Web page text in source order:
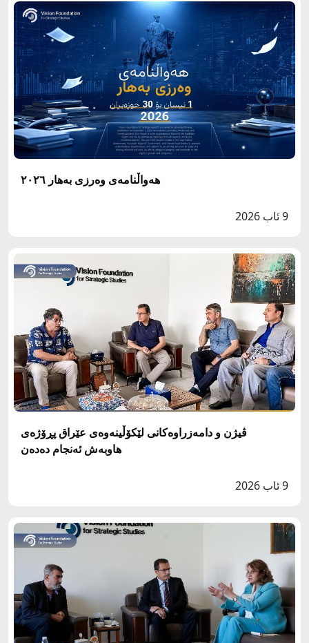
هەواڵنامەی وەرزی بەهار ٢٠٢٦
9 ئاب 2026
ڤیژن و دامەزراوەکانی لێکۆڵینەوەی عێراق پڕۆژەی
هاوبەش ئەنجام دەدەن
9 ئاب 2026